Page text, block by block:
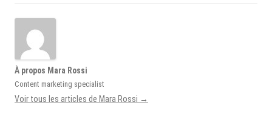
À propos Mara Rossi
Content marketing specialist
Voir tous les articles de Mara Rossi →